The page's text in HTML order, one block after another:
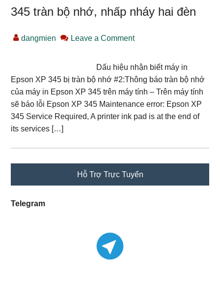
345 tràn bộ nhớ, nhấp nháy hai đèn
dangmien Leave a Comment
Dấu hiệu nhận biết máy in
Epson XP 345 bị tràn bộ nhớ #2:Thông báo tràn bộ nhớ
của máy in Epson XP 345 trên máy tính – Trên máy tính
sẽ báo lỗi Epson XP 345 Maintenance error: Epson XP
345 Service Required, A printer ink pad is at the end of
its services […]
Hỗ Trợ Trực Tuyến
Telegram